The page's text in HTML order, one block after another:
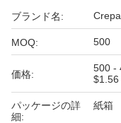
ブランド名:
MOQ: 500
価格:
500 -
$1.56
パッケージの詳
細:
紙箱